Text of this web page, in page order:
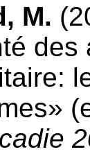
M.
des